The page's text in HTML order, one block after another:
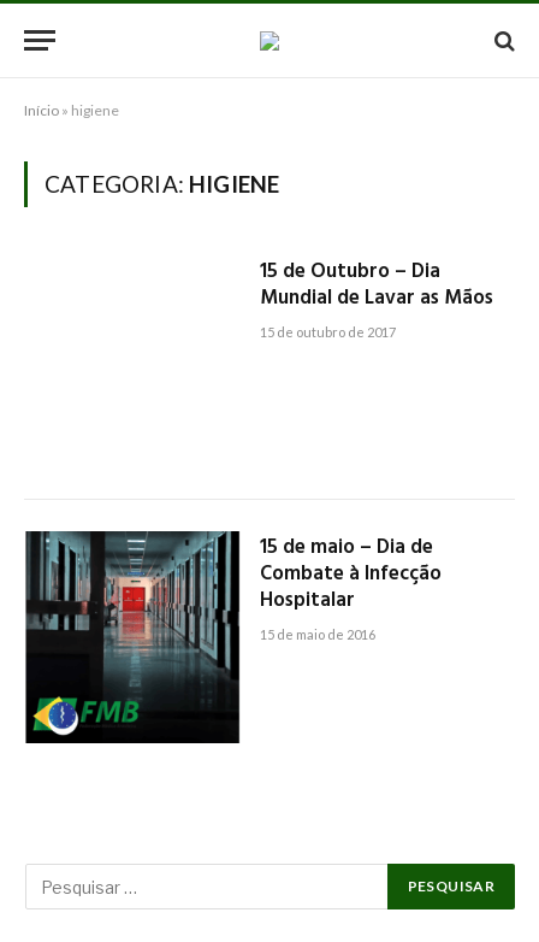
Início » higiene
CATEGORIA: HIGIENE
15 de Outubro – Dia
Mundial de Lavar as Mãos
15 de outubro de 2017
15 de maio – Dia de
Combate à Infecção
Hospitalar
15 de maio de 2016